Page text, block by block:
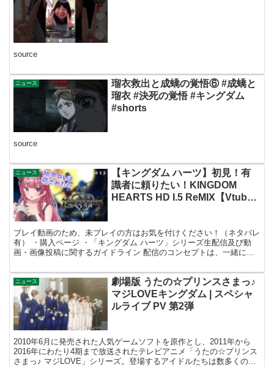
source
ニュース
瑠衣救出と成蟜の覚悟⑥ #成蟜と
瑠衣 #決死の覚悟 #キングダム
#shorts
source
ニュース
【キングダム ハーツ】初見！有
識者に頼りたい！KINGDOM
HEARTS HD I.5 ReMIX【Vtuber/
プレイ動画のため、未プレイの方はお気を付けください！（ネタバレ
有） ・購入ページ ・「キングダム ハーツ」シリーズ生配信及び動
画・画像投稿に関するガイドライン 配信のコンセプトは、一緒に部
ニュース
劇場版 うたの☆プリンスさまっ♪
マジLOVEキングダム | スペシャ
ルライブ PV 第2弾
2010年6月に発売された人気ゲームソフトを原作とし、2011年から
2016年にわたり4期まで放送されたテレビアニメ「うたの☆プリンス
さまっ♪ マジLOVE」シリーズ。登場するアイドルたちは数多くのフ